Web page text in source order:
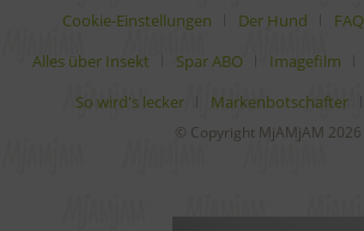
Cookie-Einstellungen
Der Hund FAQ
Alles über Insekt
Spar ABO Imagefilm
So wird's lecker
Markenbotschafter
© Copyright MjAMjAM 2026